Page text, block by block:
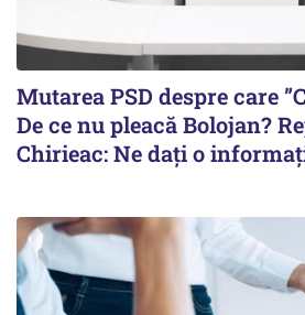
Mutarea PSD despre care
De ce nu pleacă Bolojan?
Chirieac: Ne dați o